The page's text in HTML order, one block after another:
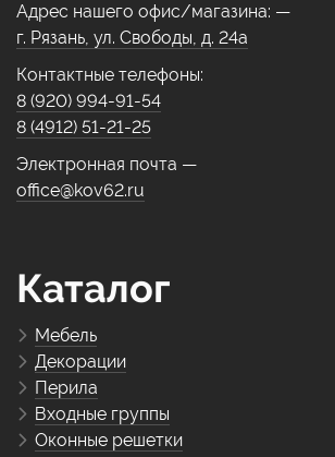
Адрес нашего офис/магазина: —
г. Рязань, ул. Свободы, д. 24а
Контактные телефоны:
8 (920) 994-91-54
8 (4912) 51-21-25
Электронная почта —
office@kov62.ru
Каталог
Мебель
Декорации
Перила
Входные группы
Оконные решетки